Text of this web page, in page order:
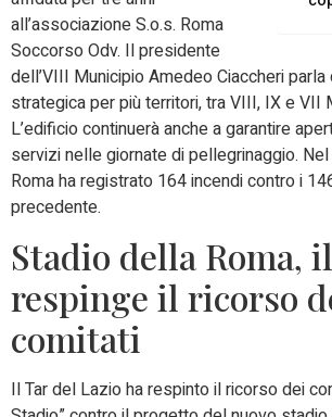
all’associazione S.o.s. Roma
Soccorso Odv. Il presidente
dell’VIII Municipio Amedeo Ciaccheri parla
strategica per più territori, tra VIII, IX e VII
L’edificio continuerà anche a garantire
servizi nelle giornate di pellegrinaggio.
Roma ha registrato 164 incendi contro i
precedente.
Stadio della Roma,
respinge il ricorso
comitati
Il Tar del Lazio ha respinto il ricorso dei